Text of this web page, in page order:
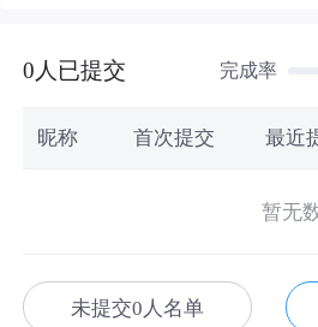
0人已提交 完成率
昵称 首次提交 最近
暂无
未提交0人名单